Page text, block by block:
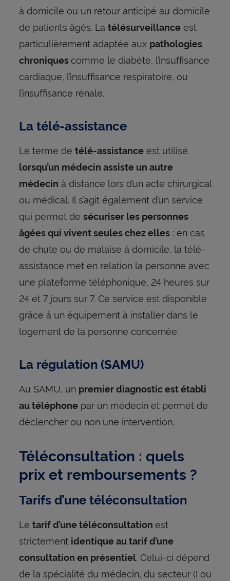
à domicile ou un retour anticipé au domicile
de patients âgés. La télésurveillanceest
particulièrement adaptée aux pathologies
chroniquescomme le diabète, l’insuffisance
cardiaque, l’insuffisance respiratoire, ou
l’insuffisance rénale.
La télé-assistance
Le terme de télé-assistanceest utilisé
lorsqu’un médecin assiste un autre
médecin à distance lors d’un acte chirurgical
ou médical. Il s’agit également d’un service
qui permet de sécuriser les personnes
âgées qui vivent seules chez elles: en cas
de chute ou de malaise à domicile, la télé-
assistance met en relation la personne avec
une plateforme téléphonique, 24 heures sur
24 et 7 jours sur 7. Ce service est disponible
grâce à un équipement à installer dans le
logement de la personne concernée.
La régulation (SAMU)
Au SAMU, un premier diagnostic est établi
au téléphonepar un médecin et permet de
déclencher ou non une intervention.
Téléconsultation : quels
prix et remboursements ?
Tarifs d’une téléconsultation
Le tarif d’une téléconsultation est
strictement identique au tarif d’une
consultation en présentiel. Celui-ci dépend
de la spécialité du médecin, du secteur (I ou